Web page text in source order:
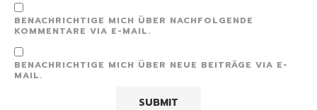
BENACHRICHTIGE MICH ÜBER NACHFOLGENDE
KOMMENTARE VIA E-MAIL.
BENACHRICHTIGE MICH ÜBER NEUE BEITRÄGE VIA E-
MAIL.